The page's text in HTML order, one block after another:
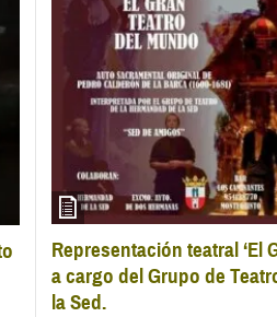
Representación teatral ‘El
a cargo del Grupo de
la Sed.